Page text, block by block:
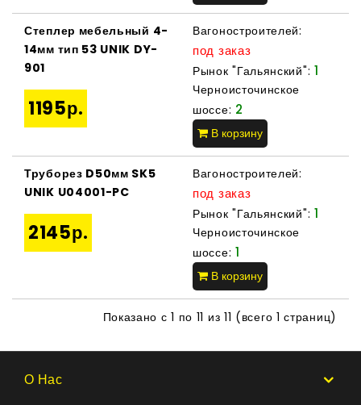
Степлер мебельный 4-
14мм тип 53 UNIK DY-
901
1195р.
Вагоностроителей:
под заказ
Рынок "Гальянский": 1
Черноисточинское
шоссе: 2
В корзину
Труборез D50мм SK5
UNIK U04001-PC
2145р.
Вагоностроителей:
под заказ
Рынок "Гальянский": 1
Черноисточинское
шоссе: 1
В корзину
Показано с 1 по 11 из 11 (всего 1 страниц)
О Нас